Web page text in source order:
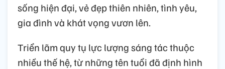
sống hiện đại, vẻ đẹp thiên nhiên, tình yêu,
gia đình và khát vọng vươn lên.
Triển lãm quy tụ lực lượng sáng tác thuộc
nhiều thế hệ, từ những tên tuổi đã định hình